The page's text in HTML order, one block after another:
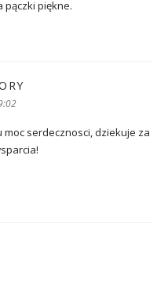
pączki piękne.
moc serdecznosci, dziekuje za